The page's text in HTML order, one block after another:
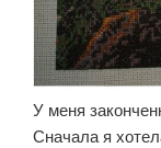
У меня
Сначала я